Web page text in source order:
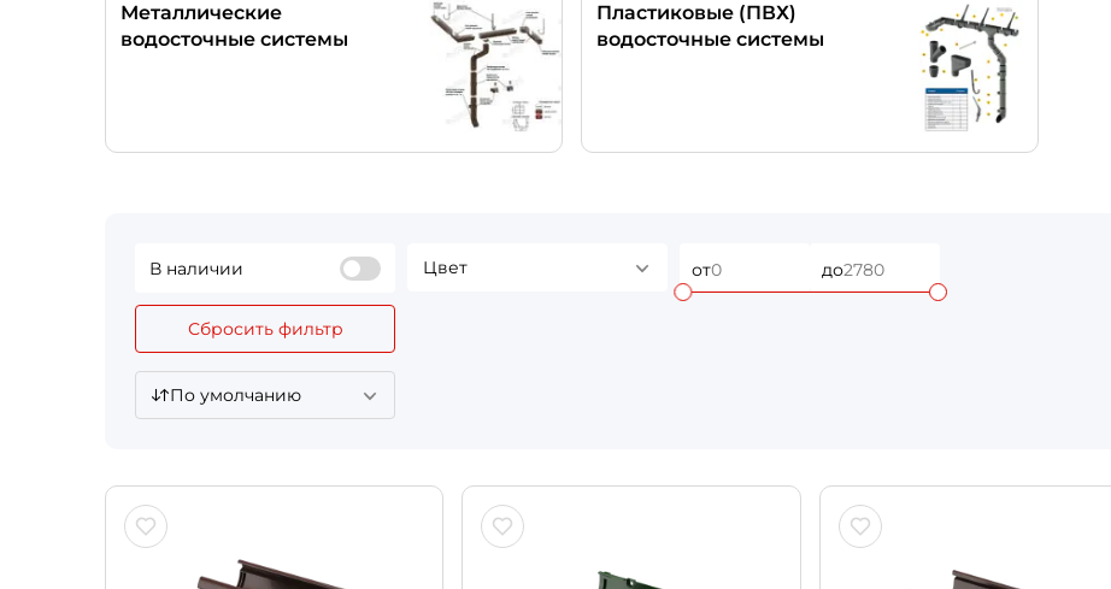
Металлические
водосточные системы
Пластиковые (ПВХ)
водосточные системы
В наличии Цвет от до
Сбросить фильтр
По умолчанию